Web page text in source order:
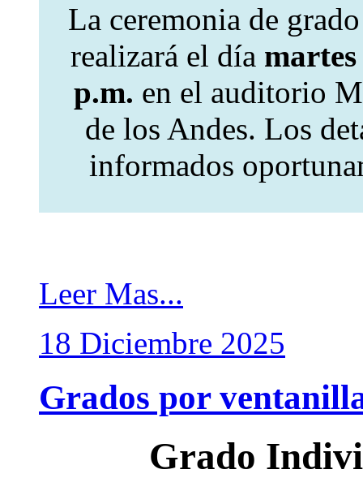
La ceremonia de
realizará el día
p.m. en el auditorio
de los Andes. Los
informados
Leer Mas...
18 Diciembre 2025
Grados por
Grado